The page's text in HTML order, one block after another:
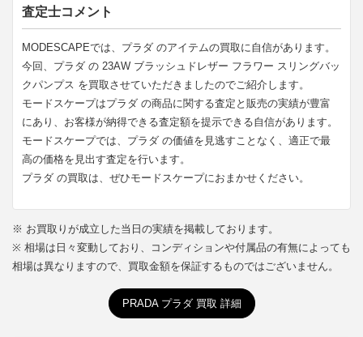
査定士コメント
MODESCAPEでは、プラダ のアイテムの買取に自信があります。
今回、プラダ の 23AW ブラッシュドレザー フラワー スリングバッ
クパンプス を買取させていただきましたのでご紹介します。
モードスケープはプラダ の商品に関する査定と販売の実績が豊富
にあり、お客様が納得できる査定額を提示できる自信があります。
モードスケープでは、プラダ の価値を見逃すことなく、適正で最
高の価格を見出す査定を行います。
プラダ の買取は、ぜひモードスケープにおまかせください。
※ お買取りが成立した当日の実績を掲載しております。
※ 相場は日々変動しており、コンディションや付属品の有無によっても
相場は異なりますので、買取金額を保証するものではございません。
PRADA プラダ 買取 詳細